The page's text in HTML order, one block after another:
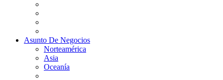
Asunto De Negocios
Norteamérica
Asia
Oceanía